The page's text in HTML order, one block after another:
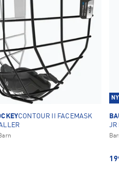
CONTOUR II FACEMASK
JR